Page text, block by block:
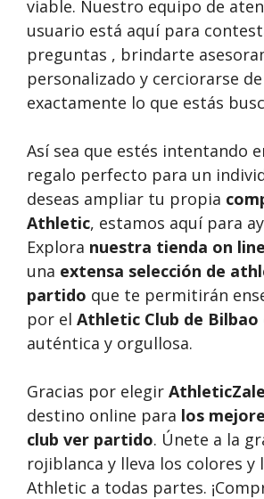
viable. Nuestro equipo de
usuario está aquí para
preguntas , brindarte
personalizado y cerciorarse
exactamente lo que estás
Así sea que estés intentando
regalo perfecto para un
deseas ampliar tu propia
Athletic, estamos aquí para
Explora nuestra tienda on line
una extensa selección de
partido que te permitirán
por el Athletic Club de Bilbao
auténtica y orgullosa.
Gracias por elegir
destino online para los
club ver partido. Únete a la
rojiblanca y lleva los colores y
Athletic a todas partes.